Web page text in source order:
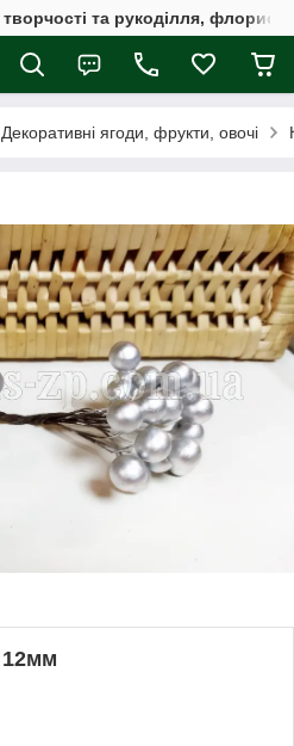
та рукоділля,
Декоративні ягоди, фрукти, овочі
12мм